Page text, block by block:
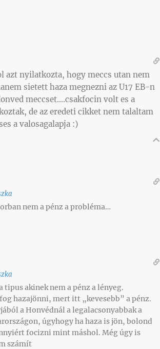
azt nyilatkozta, hogy meccs utan nem
sietett haza megnezni az U17 EB-n
meccset….csakfocin volt es a
de az eredeti cikket nem talaltam
a valosagalapja :)
nem a pénz a probléma…
tipus akinek nem a pénz a lényeg.
hazajönni, mert itt „kevesebb” a pénz.
a Honvédnál a legalacsonyabbak a
úgyhogy ha haza is jön, bolond
focizni mint máshol. Még úgy is
számít